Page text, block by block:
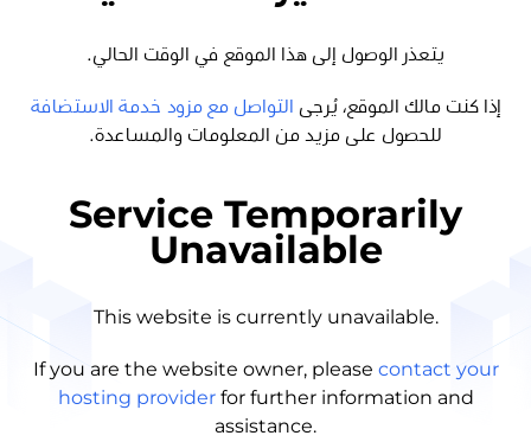
يتعذر الوصول إلى هذا الموقع في الوقت الحالي.
إذا كنت مالك الموقع، يُرجى
التواصل مع مزود خدمة الاستضافة
للحصول على مزيد من المعلومات والمساعدة.
Service Temporarily
Unavailable
This website is currently unavailable.
If you are the website owner, please contact your
hosting provider for further information and
assistance.